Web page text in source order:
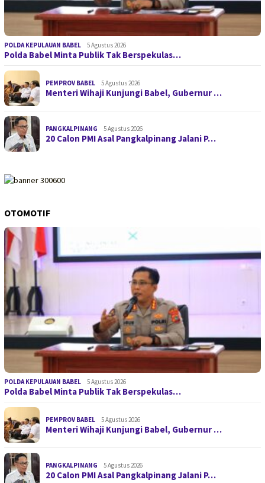
POLDA KEPULAUAN BABEL 5 Agustus 2026
Polda Babel Minta Publik Tak Berspekulas…
PEMPROV BABEL 5 Agustus 2026
Menteri Wihaji Kunjungi Babel, Gubernur …
PANGKALPINANG 5 Agustus 2026
20 Calon PMI Asal Pangkalpinang Jalani P…
OTOMOTIF
POLDA KEPULAUAN BABEL 5 Agustus 2026
Polda Babel Minta Publik Tak Berspekulas…
PEMPROV BABEL 5 Agustus 2026
Menteri Wihaji Kunjungi Babel, Gubernur …
PANGKALPINANG 5 Agustus 2026
20 Calon PMI Asal Pangkalpinang Jalani P…